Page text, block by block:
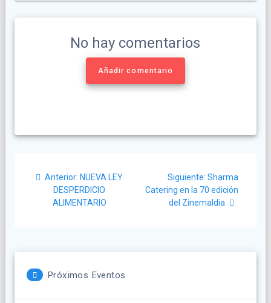
No hay comentarios
Añadir comentario
Anterior: Post
anterior:
NUEVA LEY
DESPERDICIO
ALIMENTARIO
Siguiente: Siguiente
post:
Sharma
Catering en la 70 edición
del Zinemaldia
Próximos Eventos